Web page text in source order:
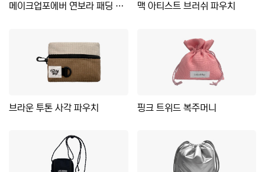
메이크업포에버 연보라 패딩 파우치 맥 아티스트 브러쉬 파우치
브라운 투톤 사각 파우치 핑크 트위드 복주머니